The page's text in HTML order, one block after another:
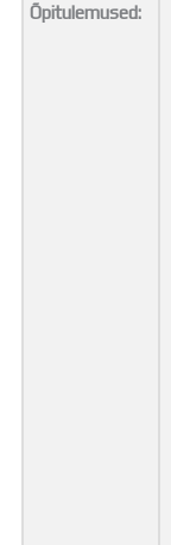
Õpitulemused: